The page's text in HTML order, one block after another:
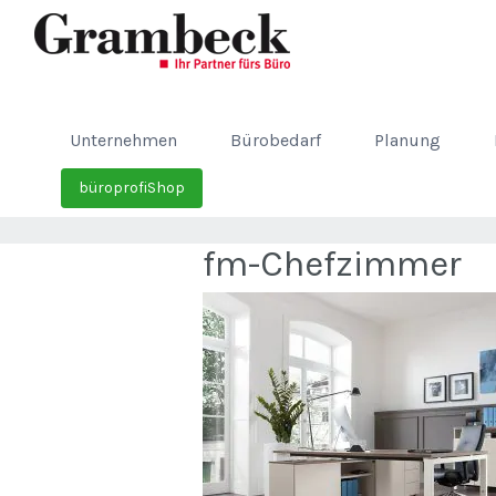
Unternehmen Bürobedarf Planung
büroprofiShop
fm-Chefzimmer